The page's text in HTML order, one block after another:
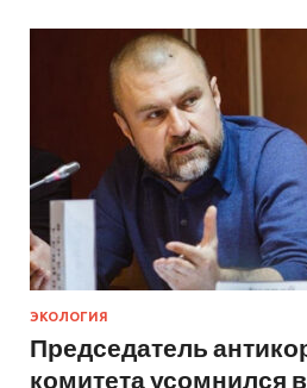
ЭКОЛОГИЯ
Председатель
комитета усомнился